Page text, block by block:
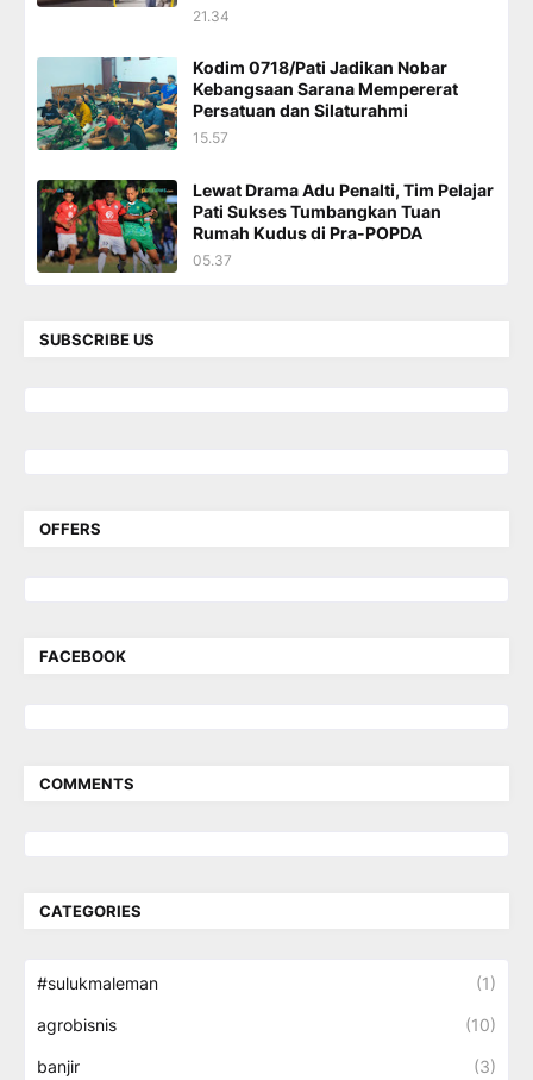
21.34
Kodim 0718/Pati Jadikan Nobar
Kebangsaan Sarana Mempererat
Persatuan dan Silaturahmi
15.57
Lewat Drama Adu Penalti, Tim Pelajar
Pati Sukses Tumbangkan Tuan
Rumah Kudus di Pra-POPDA
05.37
SUBSCRIBE US
OFFERS
FACEBOOK
COMMENTS
CATEGORIES
#sulukmaleman (1)
agrobisnis (10)
banjir (3)